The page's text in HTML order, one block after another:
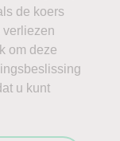
de koers
verliezen
om deze
u kunt